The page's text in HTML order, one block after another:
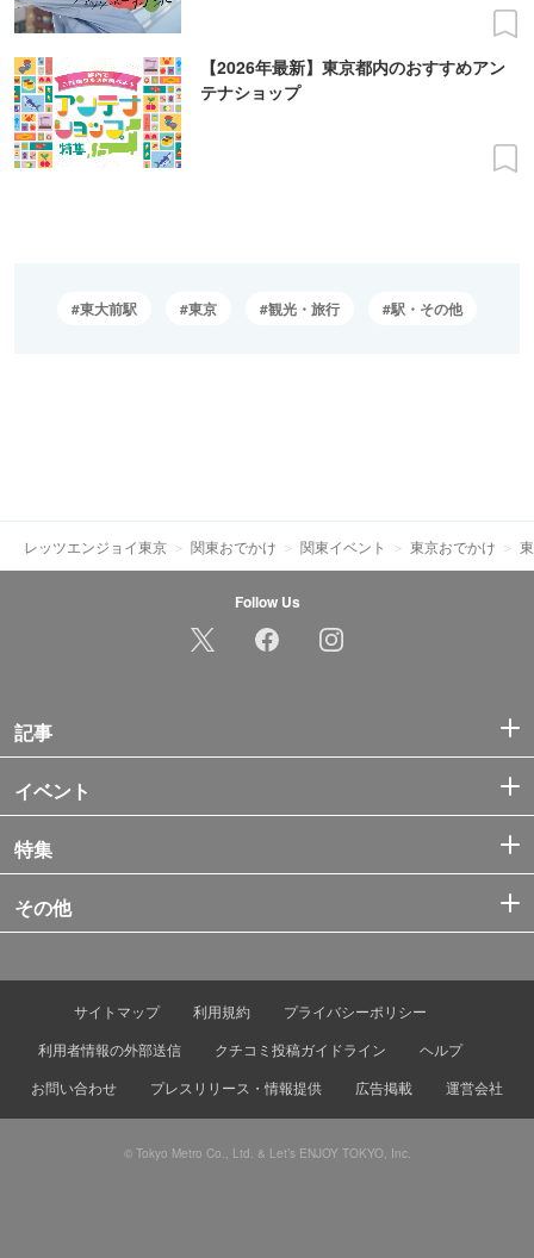
【2026年最新】東京都内のおすすめアン
テナショップ
東大前駅 東京 観光・旅行 駅・その他
レッツエンジョイ東京 関東おでかけ 関東イベント 東京おでかけ
Follow Us
記事
イベント
特集
その他
サイトマップ 利用規約
プライバシーポリシー
利用者情報の外部送信
クチコミ投稿ガイドライン
ヘルプ
お問い合わせ
プレスリリース・情報提供 広告掲載 運営会社
© Tokyo Metro Co., Ltd. & Let’s ENJOY TOKYO, Inc.